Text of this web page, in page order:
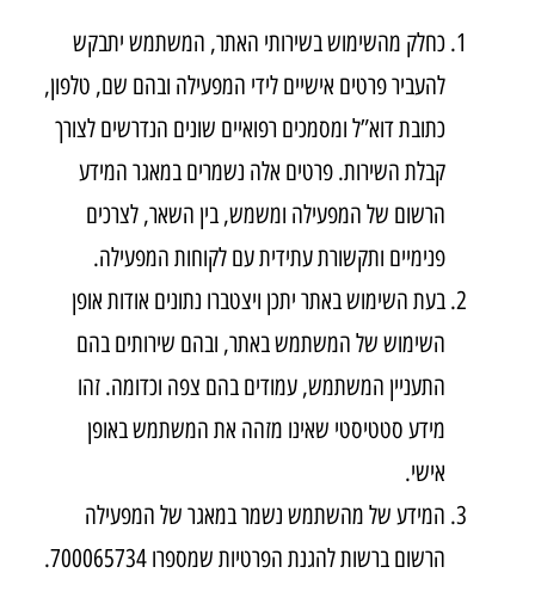
כחלק מהשימוש בשירותי האתר, המשתמש יתבקש
להעביר פרטים אישיים לידי המפעילה ובהם שם, טלפון,
כתובת דוא”ל ומסמכים רפואיים שונים הנדרשים לצורך
קבלת השירות. פרטים אלה נשמרים במאגר המידע
הרשום של המפעילה ומשמש, בין השאר, לצרכים
פנימיים ותקשורת עתידית עם לקוחות המפעילה.
בעת השימוש באתר יתכן ויצטברו נתונים אודות אופן
השימוש של המשתמש באתר, ובהם שירותים בהם
התעניין המשתמש, עמודים בהם צפה וכדומה. זהו
מידע סטטיסטי שאינו מזהה את המשתמש באופן
אישי.
המידע של מהשתמש נשמר במאגר של המפעילה
הרשום ברשות להגנת הפרטיות שמספרו 700065734.